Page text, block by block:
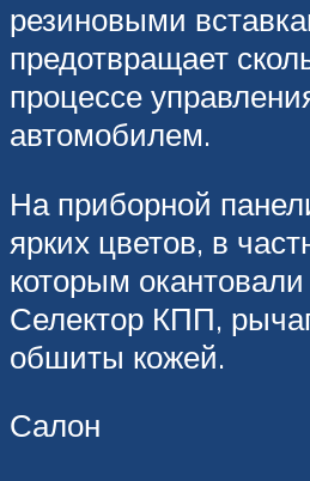
резиновыми
предотвращает
процессе
автомобилем.
На приборной
ярких цветов, в
которым окантовали
Селектор КПП,
обшиты кожей.
Салон